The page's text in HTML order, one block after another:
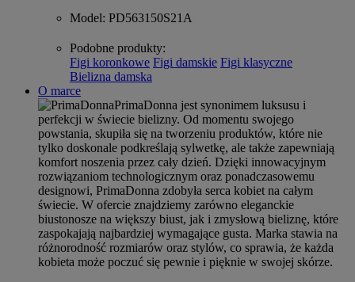
Model: PD563150S21A
Podobne produkty:
Figi koronkowe Figi damskie Figi klasyczne
Bielizna damska
O marce
PrimaDonna jest synonimem luksusu i
perfekcji w świecie bielizny. Od momentu swojego
powstania, skupiła się na tworzeniu produktów, które nie
tylko doskonale podkreślają sylwetkę, ale także zapewniają
komfort noszenia przez cały dzień. Dzięki innowacyjnym
rozwiązaniom technologicznym oraz ponadczasowemu
designowi, PrimaDonna zdobyła serca kobiet na całym
świecie. W ofercie znajdziemy zarówno eleganckie
biustonosze na większy biust, jak i zmysłową bieliznę, które
zaspokajają najbardziej wymagające gusta. Marka stawia na
różnorodność rozmiarów oraz stylów, co sprawia, że każda
kobieta może poczuć się pewnie i pięknie w swojej skórze.